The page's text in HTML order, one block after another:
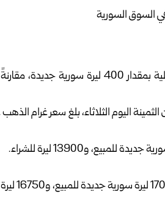
انخفض سعر الذهب عيار 21 قيراطاً في السوق المحلية
الثمينة